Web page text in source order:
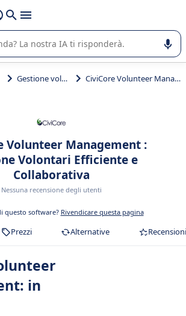
nell'utilizzo o nella scelta di un
vostra azienda.
Gestione volontari CiviCore Volunteer Management
Volunteer Management :
Volontari Efficiente e
Collaborativa
Nessuna recensione degli utenti
questo software? Rivendicare questa pagina
Prezzi Alternative Recensioni
in